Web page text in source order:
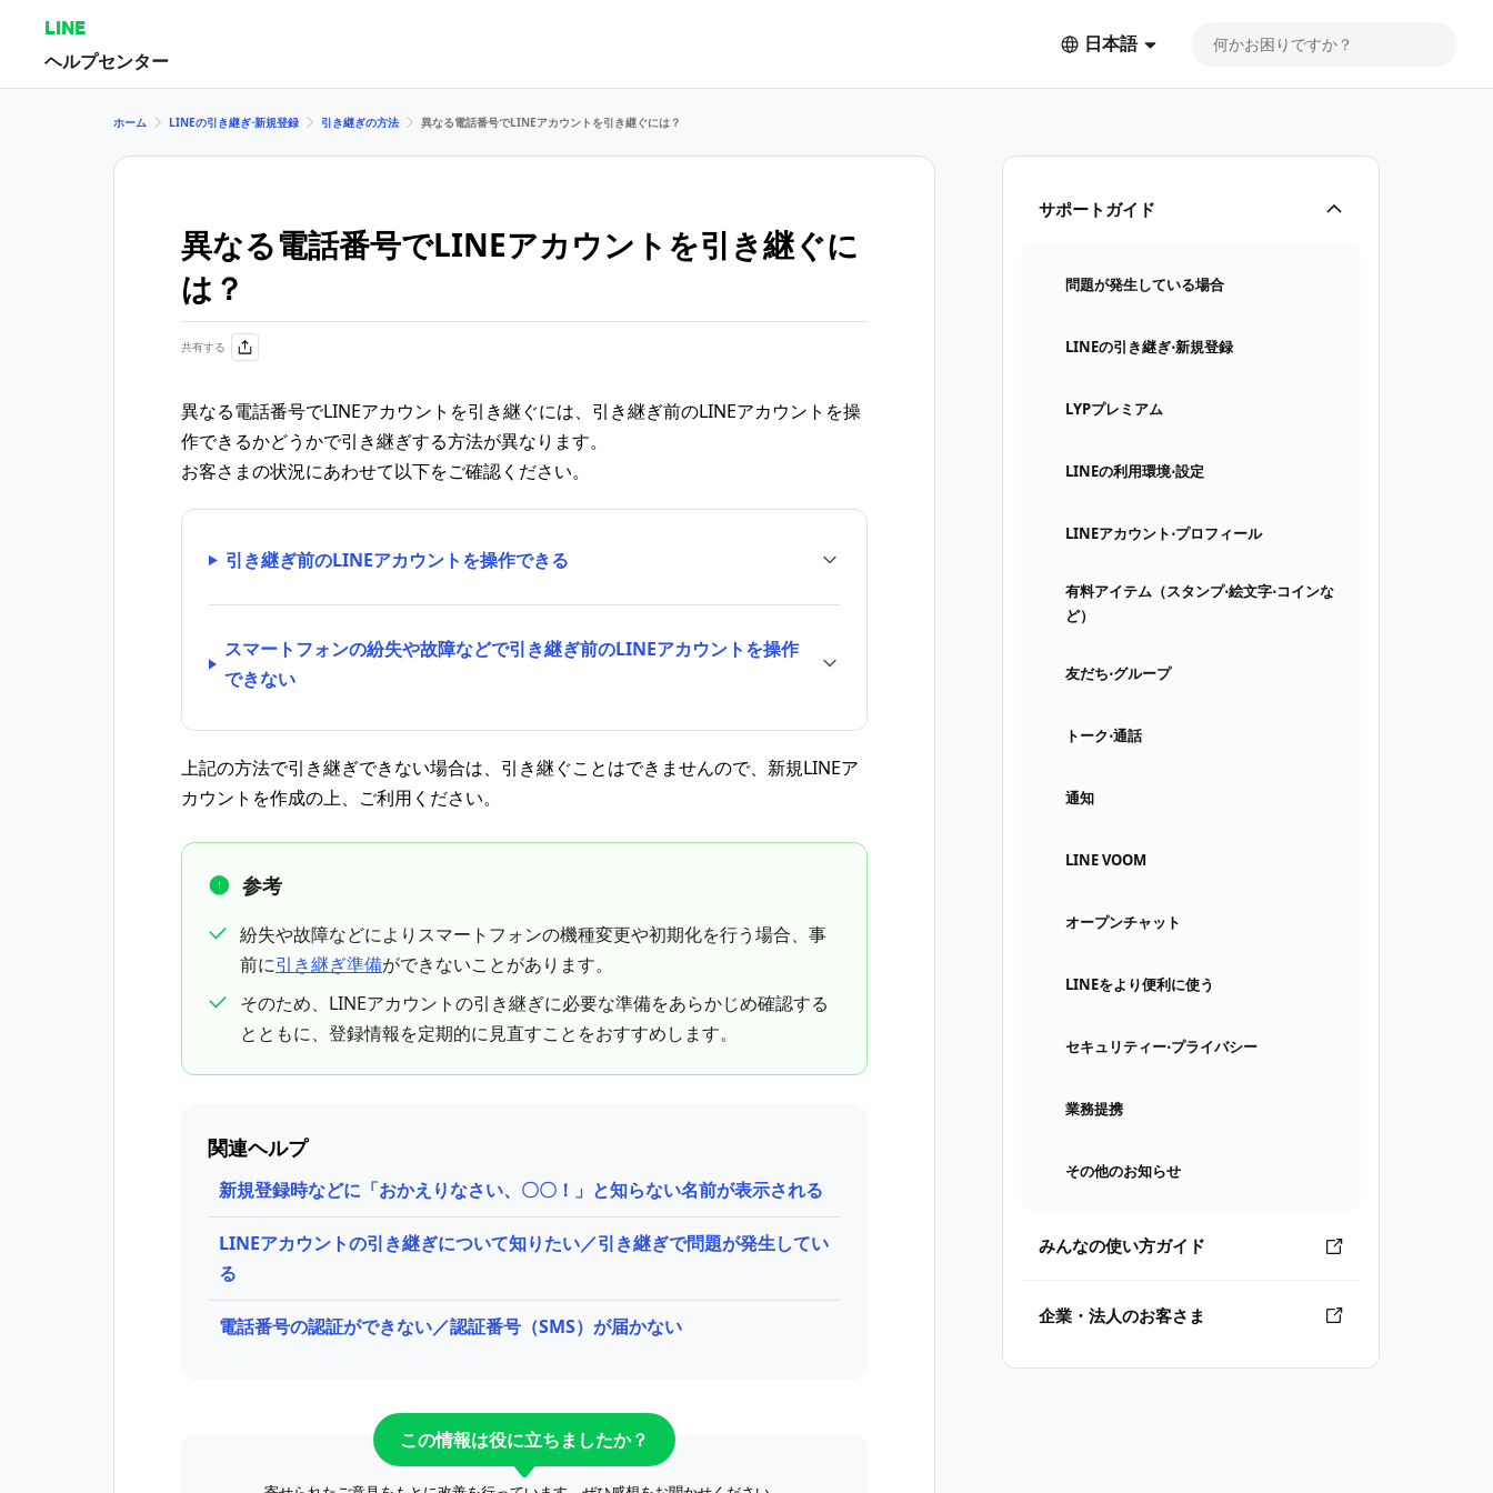
LINE
ヘルプセンター
日本語
サポートガイド
問題が発生している場合
LINEの引き継ぎ⋅新規登録
LYPプレミアム
LINEの利用環境⋅設定
LINEアカウント⋅プロフィール
有料アイテム（スタンプ⋅絵文字⋅コインな
ど）
友だち⋅グループ
トーク⋅通話
通知
LINE VOOM
オープンチャット
LINEをより便利に使う
セキュリティー⋅プライバシー
業務提携
その他のお知らせ
みんなの使い方ガイド
企業・法人のお客さま
ホーム LINEの引き継ぎ⋅新規登録 引き継ぎの方法 異なる電話番号でLINEアカウントを引き継ぐには？
異なる電話番号でLINEアカウントを引き継ぐに
は？
共有する
異なる電話番号でLINEアカウントを引き継ぐには、引き継ぎ前のLINEアカウントを操
作できるかどうかで引き継ぎする方法が異なります。
お客さまの状況にあわせて以下をご確認ください。
引き継ぎ前のLINEアカウントを操作できる
スマートフォンの紛失や故障などで引き継ぎ前のLINEアカウントを操作
できない
上記の方法で引き継ぎできない場合は、引き継ぐことはできませんので、新規LINEア
カウントを作成の上、ご利用ください。
参考
紛失や故障などによりスマートフォンの機種変更や初期化を行う場合、事
前に引き継ぎ準備ができないことがあります。
そのため、LINEアカウントの引き継ぎに必要な準備をあらかじめ確認する
とともに、登録情報を定期的に見直すことをおすすめします。
関連ヘルプ
新規登録時などに「おかえりなさい、〇〇！」と知らない名前が表示される
LINEアカウントの引き継ぎについて知りたい／引き継ぎで問題が発生してい
る
電話番号の認証ができない／認証番号（SMS）が届かない
この情報は役に立ちましたか？